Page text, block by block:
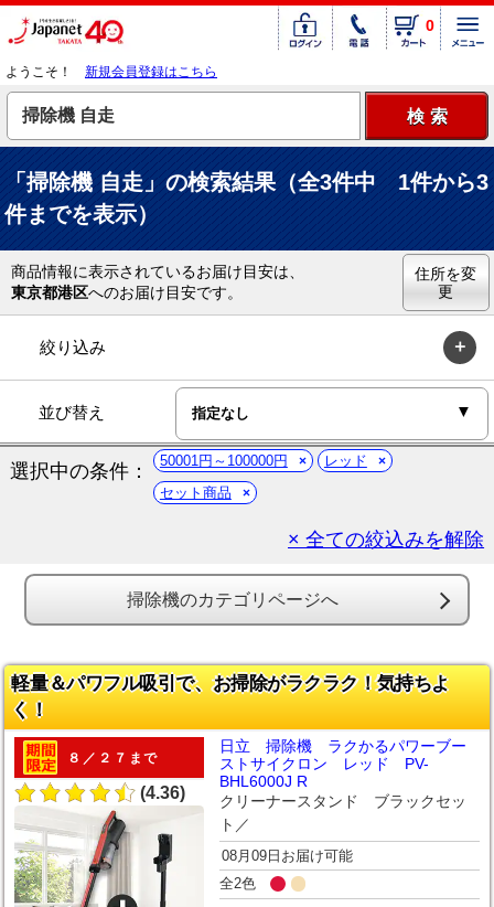
0
ようこそ！ 新規会員登録はこちら
「掃除機 自走」の検索結果（全3件中 1件から3
件までを表示）
商品情報に表示されているお届け目安は、
東京都港区へのお届け目安です。
住所を変
更
絞り込み
並び替え
選択中の条件： 50001円～100000円
レッド
セット商品
× 全ての絞込みを解除
掃除機のカテゴリページへ
軽量＆パワフル吸引で、お掃除がラクラク！気持ちよ
く！
８／２７まで
(4.36)
日立 掃除機 ラクかるパワーブー
ストサイクロン レッド PV-
BHL6000J R
クリーナースタンド ブラックセッ
ト／
08月09日お届け可能
全2色